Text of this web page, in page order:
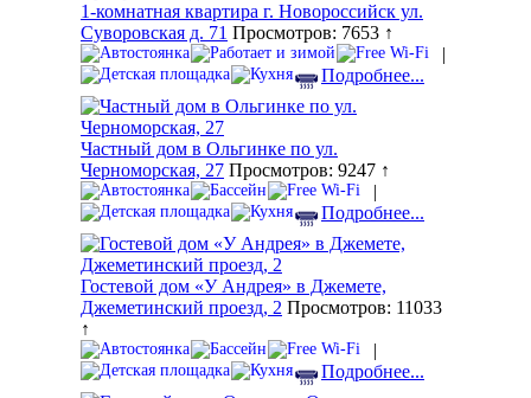
1-комнатная квартира г. Новороссийск ул.
Суворовская д. 71 Просмотров: 7653 ↑
|
Подробнее...
Частный дом в Ольгинке по ул.
Черноморская, 27 Просмотров: 9247 ↑
|
Подробнее...
Гостевой дом «У Андрея» в Джемете,
Джеметинский проезд, 2 Просмотров: 11033
↑
|
Подробнее...